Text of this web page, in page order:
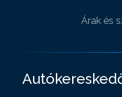
Árak és